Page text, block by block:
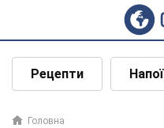
Рецепти Напої
Головна